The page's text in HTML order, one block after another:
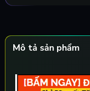
Mô tả sản phẩm